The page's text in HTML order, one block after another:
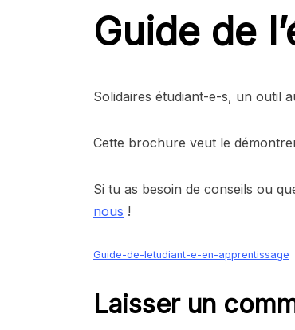
Guide de
Solidaires étudiant-e-s, un outil
Cette brochure veut le
Si tu as besoin de conseils ou
nous !
Guide-de-letudiant-e-en-apprentissage
Laisser un